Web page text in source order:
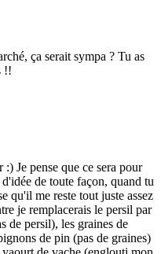
ça serait sympa ? Tu as
!!
Je pense que ce sera pour
de toute façon, quand tu
qu'il me reste tout juste assez
je remplacerais le persil par
de persil), les graines de
de pin (pas de graines)